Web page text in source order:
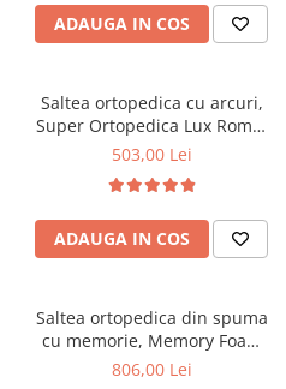
ADAUGA IN COS
Saltea ortopedica cu arcuri,
Super Ortopedica Lux Roma,
70x200x23cm, fermitate tare,
vara-iarna, sistem aerisire
perimetral, Saltex
503,00 Lei
ADAUGA IN COS
Saltea ortopedica din spuma
cu memorie, Memory Foam
Paris, 80x190x23cm, fermitate
806,00 Lei